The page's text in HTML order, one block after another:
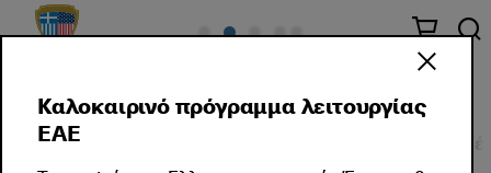
Σεμινάρια
Καλοκαιρινό πρόγραμμα λειτουργίας
ΕΑΕ